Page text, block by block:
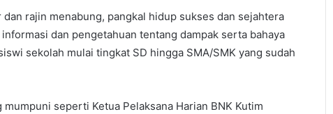
rajin menabung, pangkal hidup sukses dan sejahtera
dan pengetahuan tentang dampak serta bahaya
sekolah mulai tingkat SD hingga SMA/SMK yang sudah
seperti Ketua Pelaksana Harian BNK Kutim